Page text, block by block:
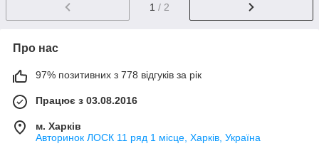
1 / 2
Про нас
97% позитивних з 778 відгуків за рік
Працює з 03.08.2016
м. Харків
Авторинок ЛОСК 11 ряд 1 місце, Харків, Україна